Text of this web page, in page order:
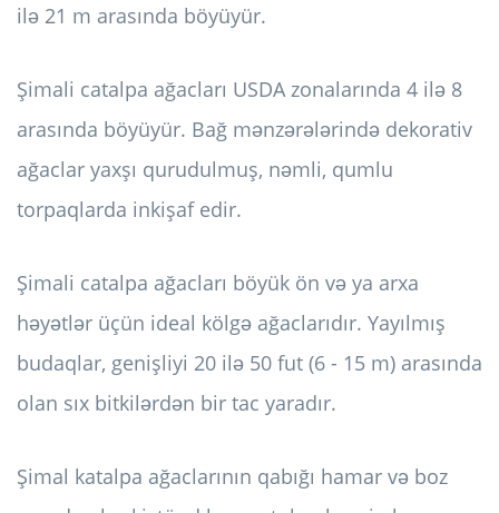
ilə 21 m arasında böyüyür.
Şimali catalpa ağacları USDA zonalarında 4 ilə 8
arasında böyüyür. Bağ mənzərələrində dekorativ
ağaclar yaxşı qurudulmuş, nəmli, qumlu
torpaqlarda inkişaf edir.
Şimali catalpa ağacları böyük ön və ya arxa
həyətlər üçün ideal kölgə ağaclarıdır. Yayılmış
budaqlar, genişliyi 20 ilə 50 fut (6 - 15 m) arasında
olan sıx bitkilərdən bir tac yaradır.
Şimal katalpa ağaclarının qabığı hamar və boz